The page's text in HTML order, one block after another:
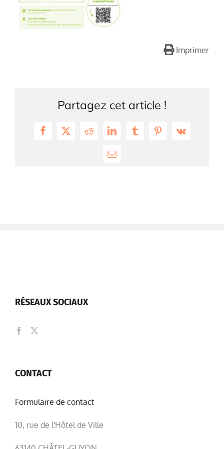
Imprimer
Partagez cet article !
Facebook
X RedditLinkedInTumblrPinterest
Vk
Email
RÉSEAUX SOCIAUX
CONTACT
Formulaire de contact
10, rue de l'Hôtel de Ville